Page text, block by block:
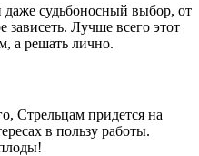
судьбоносный выбор, от
зависеть. Лучше всего этот
а решать лично.
Стрельцам придется на
в пользу работы.